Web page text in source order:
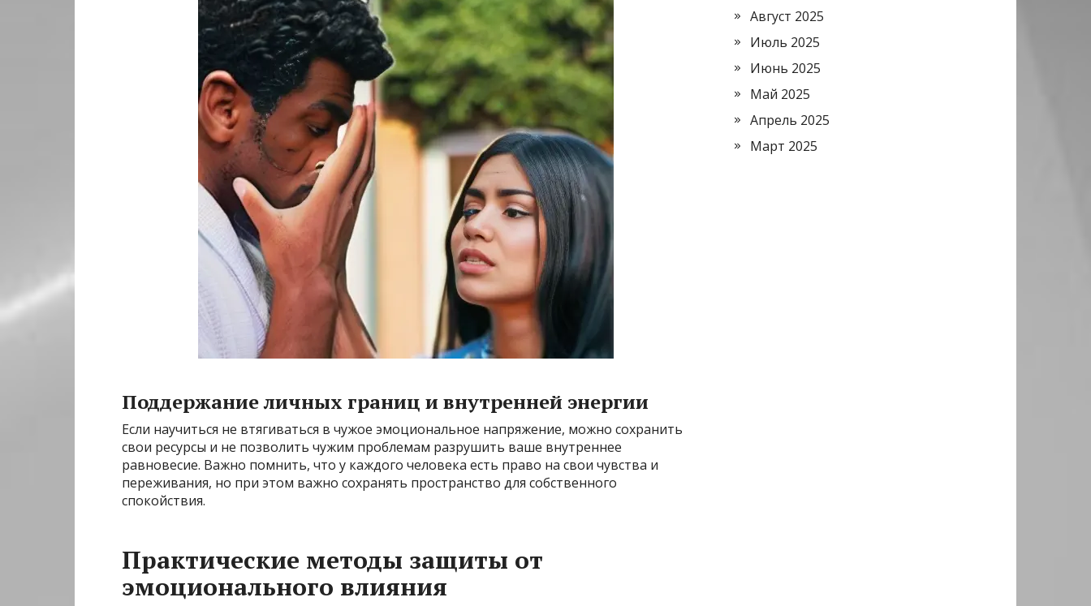
Поддержание личных границ и внутренней энергии
Если научиться не втягиваться в чужое эмоциональное напряжение, можно сохранить
свои ресурсы и не позволить чужим проблемам разрушить ваше внутреннее
равновесие. Важно помнить, что у каждого человека есть право на свои чувства и
переживания, но при этом важно сохранять пространство для собственного
спокойствия.
Практические методы защиты от
эмоционального влияния
Август 2025
Июль 2025
Июнь 2025
Май 2025
Апрель 2025
Март 2025